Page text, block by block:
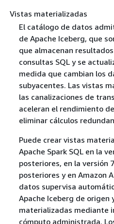
Vistas materializadas
El catálogo de datos
de Apache Iceberg, que
que almacenan
consultas SQL y se
medida que cambian los
subyacentes. Las vistas
las canalizaciones de
aceleran el rendimiento
eliminar cálculos
Puede crear vistas
Apache Spark SQL en la
posteriores, en la versión
posteriores y en Amazon
datos supervisa
Apache Iceberg de origen
materializadas mediante
cómputo administrada.